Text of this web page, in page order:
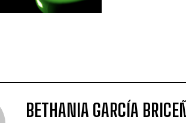
BETHANIA GARCÍA